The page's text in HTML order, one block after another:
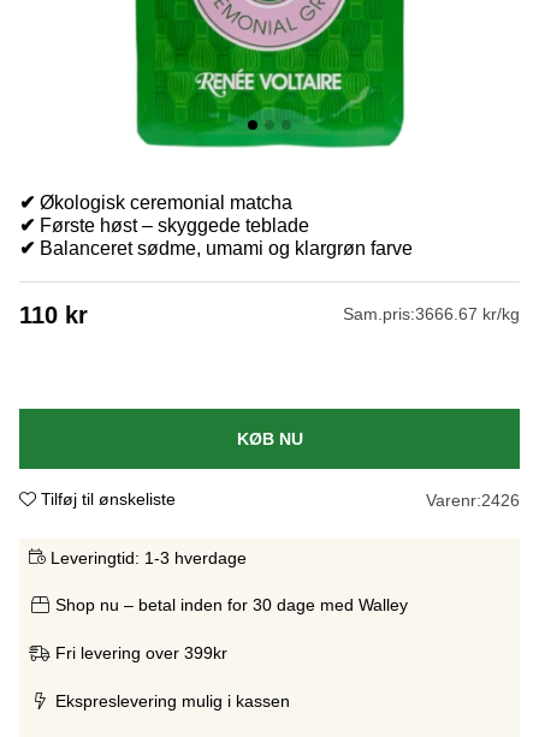
✔ Økologisk ceremonial matcha
✔ Første høst – skyggede teblade
✔ Balanceret sødme, umami og klargrøn farve
110 kr Sam.pris:3666.67 kr/kg
KØB NU
Tilføj til ønskeliste Varenr:2426
Leveringtid: 1-3 hverdage
Shop nu – betal inden for 30 dage med Walley
Fri levering over 399kr
Ekspreslevering mulig i kassen